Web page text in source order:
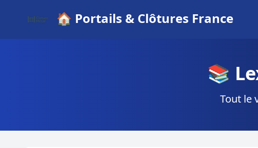
🏠 Portails & Clôtures France
📚
Tout le